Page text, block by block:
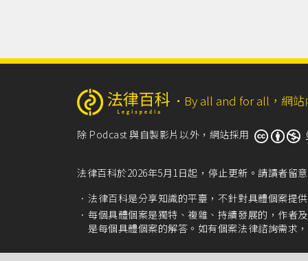
‧ By all and for all，網站
除 Podcast 與自製影片以外，網站採用
法律百科於2026年5月1日起，停止更新。請讀者留
法律百科是分享知識的平臺，不針對具體個案提
每個具體個案是獨特、複雜、持續發展的，作者
是每個具體個案的解答。如有個案法律諮詢需求